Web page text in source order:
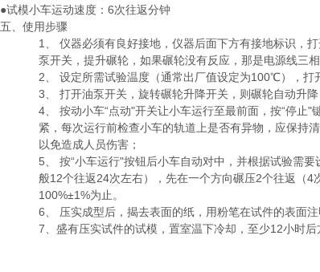
●试模小车运动速度：6次往返分钟
五、使用步骤
1、 仪器必须有良好接地，仪器后面下方有接地标识，
泵开关，提升碾轮，如果碾轮没有反应，那是电源线三
2、 设定所需试验温度（通常出厂值设定为100℃），打
3、 打开油泵开关，旋转碾轮升降开关，则碾轮自动升降
4、 按动小车“点动"开关让小车运行至最前面，按“停止
紧，每次运行前检查小车的轨道上是否有异物，应保持
以免造成人员伤害；
5、 按“小车运行"按钮后小车自动对中，并根据试验需
般12个往返24次左右），先在一个方向碾压2个往返（4
100%±1%为止。
6、 压实成型后，揭去表面的纸，用粉笔在试件的表面注
7、 盛有压实试件的试模，置室温下冷却，至少12小时后